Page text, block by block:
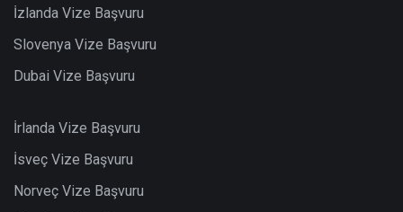
İzlanda Vize Başvuru
Slovenya Vize Başvuru
Dubai Vize Başvuru
İrlanda Vize Başvuru
İsveç Vize Başvuru
Norveç Vize Başvuru